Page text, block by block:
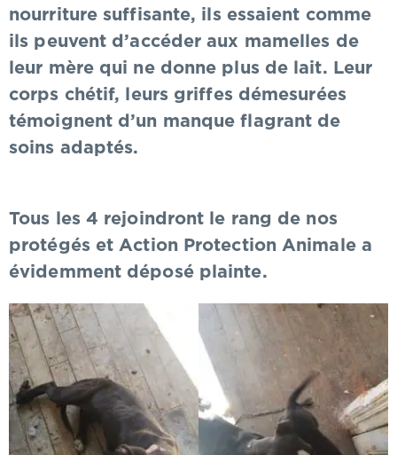
nourriture suffisante, ils essaient comme
ils peuvent d’accéder aux mamelles de
leur mère qui ne donne plus de lait. Leur
corps chétif, leurs griffes démesurées
témoignent d’un manque flagrant de
soins adaptés.
Tous les 4 rejoindront le rang de nos
protégés et Action Protection Animale a
évidemment déposé plainte.